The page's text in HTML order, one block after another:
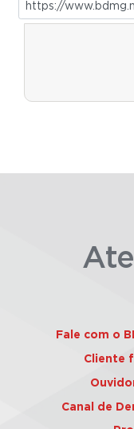
Fale com o
Cliente
Canal de